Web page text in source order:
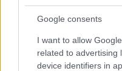
Google consents
I want to allow
related to advertising
device identifiers in
Napokon belül
Országgyűlés
Kiterjedt tüzek pusztítanak
Harmadfokú